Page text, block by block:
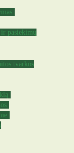
pasiekimų
tvarkos